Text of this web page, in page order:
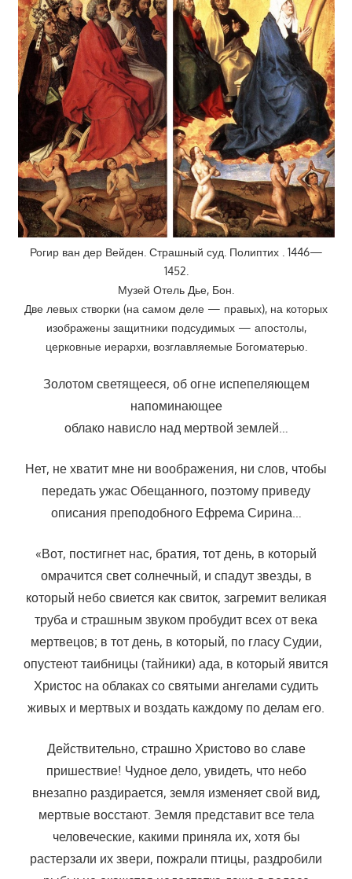
Рогир ван дер Вейден. Страшный суд. Полиптих . 1446—
1452.
Музей Отель Дье, Бон.
Две левых створки (на самом деле — правых), на которых
изображены защитники подсудимых — апостолы,
церковные иерархи, возглавляемые Богоматерью.
Золотом светящееся, об огне испепеляющем
напоминающее
облако нависло над мертвой землей…
Нет, не хватит мне ни воображения, ни слов, чтобы
передать ужас Обещанного, поэтому приведу
описания преподобного Ефрема Сирина…
«Вот, постигнет нас, братия, тот день, в который
омрачится свет солнечный, и спадут звезды, в
который небо свиется как свиток, загремит великая
труба и страшным звуком пробудит всех от века
мертвецов; в тот день, в который, по гласу Судии,
опустеют таибницы (тайники) ада, в который явится
Христос на облаках со святыми ангелами судить
живых и мертвых и воздать каждому по делам его.
Действительно, страшно Христово во славе
пришествие! Чудное дело, увидеть, что небо
внезапно раздирается, земля изменяет свой вид,
мертвые восстают. Земля представит все тела
человеческие, какими приняла их, хотя бы
растерзали их звери, пожрали птицы, раздробили